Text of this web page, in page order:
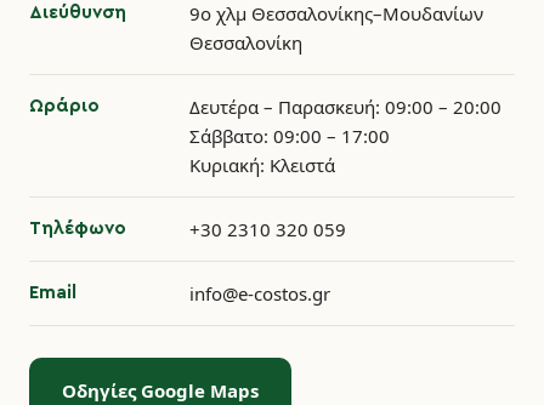
Διεύθυνση
9ο χλμ Θεσσαλονίκης–Μουδανίων
Θεσσαλονίκη
Ωράριο
Δευτέρα – Παρασκευή: 09:00 – 20:00
Σάββατο: 09:00 – 17:00
Κυριακή: Κλειστά
Τηλέφωνο +30 2310 320 059
Email info@e-costos.gr
Οδηγίες Google Maps